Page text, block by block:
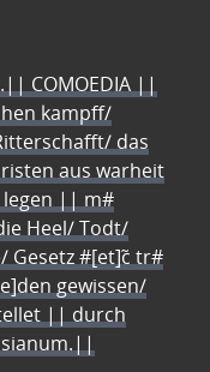
COMOEDIA ||
kampff/
das
aus warheit
legen || m#
Heel/ Todt/
Gesetz #[et]c̃ tr#
gewissen/
|| durch